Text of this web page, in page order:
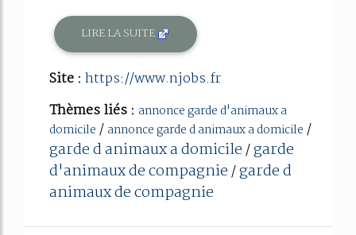
LIRE LA SUITE
Site : https://www.njobs.fr
Thèmes liés : annonce garde d'animaux a
domicile / annonce garde d animaux a domicile /
garde d animaux a domicile/garde
d'animaux de compagnie/garde d
animaux de compagnie